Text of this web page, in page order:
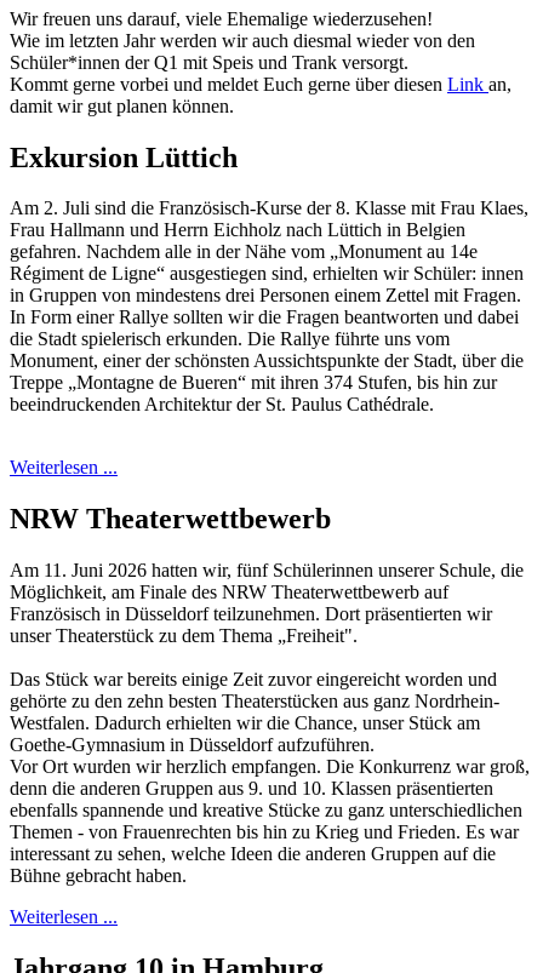
Wir freuen uns darauf, viele Ehemalige wiederzusehen!
Wie im letzten Jahr werden wir auch diesmal wieder von den
Schüler*innen der Q1 mit Speis und Trank versorgt.
Kommt gerne vorbei und meldet Euch gerne über diesen Link an,
damit wir gut planen können.
Exkursion Lüttich
Am 2. Juli sind die Französisch-Kurse der 8. Klasse mit Frau Klaes,
Frau Hallmann und Herrn Eichholz nach Lüttich in Belgien
gefahren. Nachdem alle in der Nähe vom „Monument au 14e
Régiment de Ligne“ ausgestiegen sind, erhielten wir Schüler: innen
in Gruppen von mindestens drei Personen einem Zettel mit Fragen.
In Form einer Rallye sollten wir die Fragen beantworten und dabei
die Stadt spielerisch erkunden. Die Rallye führte uns vom
Monument, einer der schönsten Aussichtspunkte der Stadt, über die
Treppe „Montagne de Bueren“ mit ihren 374 Stufen, bis hin zur
beeindruckenden Architektur der St. Paulus Cathédrale.
Weiterlesen ...
NRW Theaterwettbewerb
Am 11. Juni 2026 hatten wir, fünf Schülerinnen unserer Schule, die
Möglichkeit, am Finale des NRW Theaterwettbewerb auf
Französisch in Düsseldorf teilzunehmen. Dort präsentierten wir
unser Theaterstück zu dem Thema „Freiheit".
Das Stück war bereits einige Zeit zuvor eingereicht worden und
gehörte zu den zehn besten Theaterstücken aus ganz Nordrhein-
Westfalen. Dadurch erhielten wir die Chance, unser Stück am
Goethe-Gymnasium in Düsseldorf aufzuführen.
Vor Ort wurden wir herzlich empfangen. Die Konkurrenz war groß,
denn die anderen Gruppen aus 9. und 10. Klassen präsentierten
ebenfalls spannende und kreative Stücke zu ganz unterschiedlichen
Themen - von Frauenrechten bis hin zu Krieg und Frieden. Es war
interessant zu sehen, welche Ideen die anderen Gruppen auf die
Bühne gebracht haben.
Weiterlesen ...